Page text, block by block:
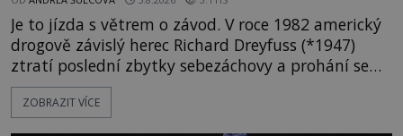
Je to jízda s větrem o závod. V roce 1982 americký
drogově závislý herec Richard Dreyfuss (*1947)
ztratí poslední zbytky sebezáchovy a prohání se
po silnicích ve svém mercedesu jako utržený ze
řetězu. Vše vyvrcholí katastrofou, když to Dreyfuss
ZOBRAZIT VÍCE